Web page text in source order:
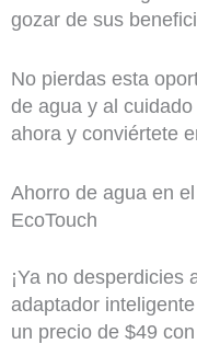
gozar de sus
No pierdas esta
de agua y al
ahora y conviértete
Ahorro de agua en
EcoTouch
¡Ya no desperdicies
adaptador
un precio de $49